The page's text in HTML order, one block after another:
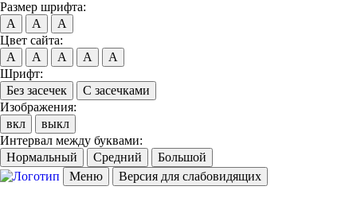
Размер шрифта:
A
A
A
Цвет сайта:
A
A A A
A
Шрифт:
Без засечек
С засечками
Изображения:
вкл
выкл
Интервал между буквами:
Нормальный
Средний
Большой
Меню
Версия для слабовидящих